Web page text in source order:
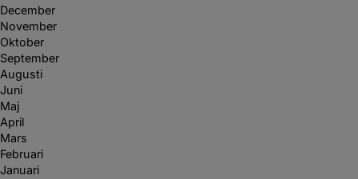
December
November
Oktober
September
Augusti
Juni
Maj
April
Mars
Februari
Januari